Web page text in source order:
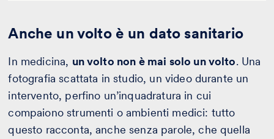
Anche un volto è un dato sanitario
In medicina, un volto non è mai solo un volto. Una
fotografia scattata in studio, un video durante un
intervento, perfino un’inquadratura in cui
compaiono strumenti o ambienti medici: tutto
questo racconta, anche senza parole, che quella